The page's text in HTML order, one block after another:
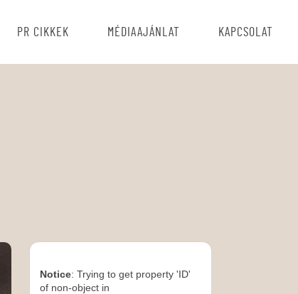
PR CIKKEK MÉDIAAJÁNLAT KAPCSOLAT
Notice: Trying to get property 'ID'
of non-object in